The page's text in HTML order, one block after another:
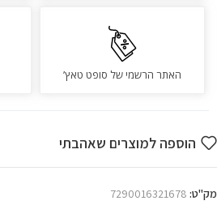
האתר הרשמי של סופט טאץ’
הוספה למוצרים שאהבתי
מק"ט: 7290016321678